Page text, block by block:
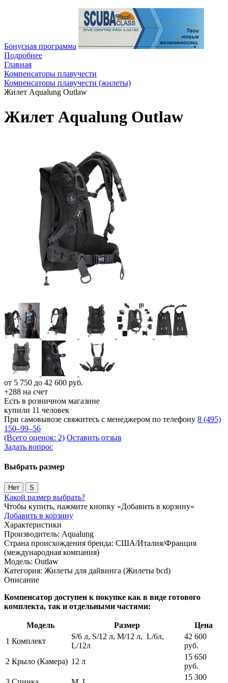
Бонусная программа
Подробнее
Главная
Компенсаторы плавучести
Компенсаторы плавучести (жилеты)
Жилет Aqualung Outlaw
Жилет Aqualung Outlaw
от 5 750 до 42 600 руб.
+288 на счет
Есть в розничном магазине
купили 11 человек
При самовывозе свяжитесь с менеджером по телефону 8 (495)
150–99–56
(Всего оценок: 2) Оставить отзыв
Задать вопрос
Выбрать размер
Нет S
Какой размер выбрать?
Чтобы купить, нажмите кнопку «Добавить в корзину»
Добавить в корзину
Характеристики
Производитель: Aqualung
Страна происхождения бренда: США/Италия/Франция
(международная компания)
Модель: Outlaw
Категория: Жилеты для дайвинга (Жилеты bcd)
Описание
Компенсатор доступен к покупке как в виде готового
комплекта, так и отдельными частями:
Модель Размер
Цена
1 Комплект
S/6 л, S/12 л, M/12 л, L/6л,
L/12л
42 600
руб.
2 Крыло (Камера) 12 л
15 650
руб.
15 300